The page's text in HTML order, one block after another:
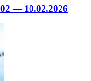
— 10.02.2026